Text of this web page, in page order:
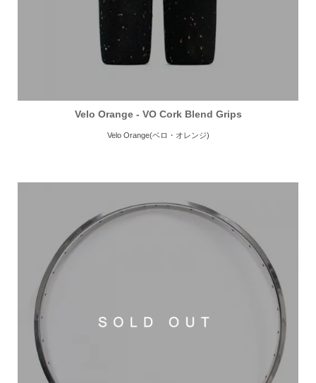
Velo Orange - VO Cork Blend Grips
Velo Orange(ベロ・オレンジ)